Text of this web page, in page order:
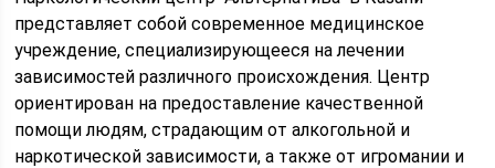
представляет собой современное медицинское
учреждение, специализирующееся на лечении
зависимостей различного происхождения. Центр
ориентирован на предоставление качественной
помощи людям, страдающим от алкогольной и
наркотической зависимости, а также от игромании и